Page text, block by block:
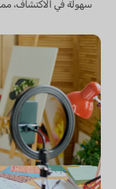
سهولة في الاكتشاف،